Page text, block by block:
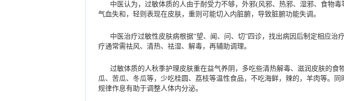
中医认为，过敏体质的人由于耐受力不够，外邪(风邪、热邪、湿邪、食物
气血失和，轻则表现在皮肤，重则可能切入内脏腑，导致脏腑功能失调。
中医治疗过敏性皮肤病根据“望、闻、问、切”四诊，找出病因后制定相应治
疗通常需祛风、清热、祛湿、解毒，再辅助调理。
过敏体质的人秋季护理皮肤重在益气养阴，多吃些清热解毒、滋润皮肤的食
瓜、苦瓜、冬瓜等，少吃桂圆、荔枝等温性食品，不吃海鲜，辣的，羊肉等。同
规律作息有助于调整人体内分泌。